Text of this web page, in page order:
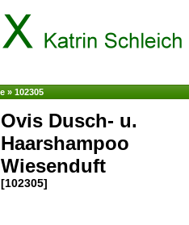
» 102305
Ovis Dusch- u.
Haarshampoo
Wiesenduft
[102305]